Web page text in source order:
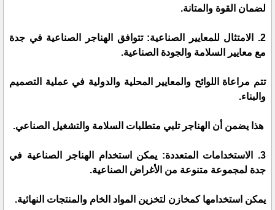
لضمان القوة والمتانة.
2. الامتثال للمعايير الصناعية: تتوافق الهناجر الصناعية في جدة
مع معايير السلامة والجودة الصناعية.
تتم مراعاة اللوائح والمعايير المحلية والدولية في عملية التصميم
والبناء.
هذا يضمن أن الهناجر تلبي متطلبات السلامة والتشغيل الصناعي.
3. الاستخدامات المتعددة: يمكن استخدام الهناجر الصناعية في
جدة لمجموعة متنوعة من الأغراض الصناعية.
يمكن استخدامها كمخازن لتخزين المواد الخام والمنتجات النهائية.